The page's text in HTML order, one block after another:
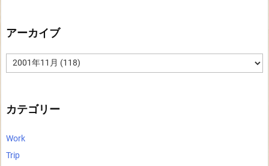
アーカイブ
ア
ー
カテゴリー
Work
Trip